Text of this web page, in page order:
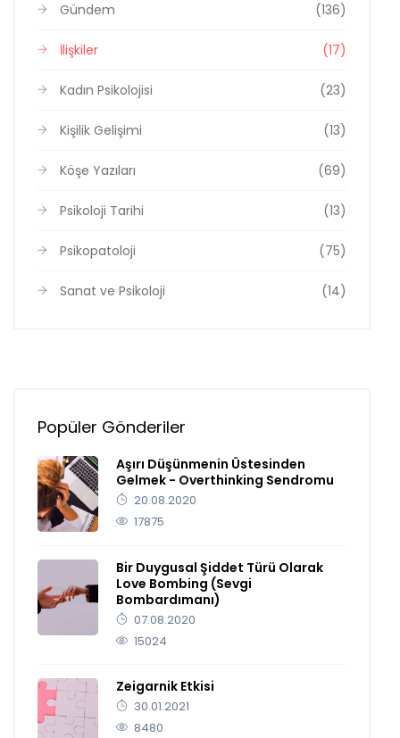
Gündem (136)
İlişkiler (17)
Kadın Psikolojisi (23)
Kişilik Gelişimi (13)
Köşe Yazıları (69)
Psikoloji Tarihi (13)
Psikopatoloji (75)
Sanat ve Psikoloji (14)
Popüler Gönderiler
Aşırı Düşünmenin Üstesinden
Gelmek - Overthinking Sendromu
20.08.2020
17875
Bir Duygusal Şiddet Türü Olarak
Love Bombing (Sevgi
Bombardımanı)
07.08.2020
15024
Zeigarnik Etkisi
30.01.2021
8480